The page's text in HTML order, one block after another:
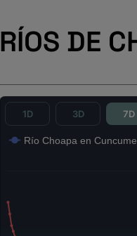
RÍOS DE
1D 3D 7D
Río Choapa en